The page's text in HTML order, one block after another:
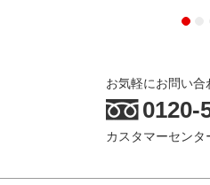
お気軽にお問い合
0120-
カスタマーセンタ